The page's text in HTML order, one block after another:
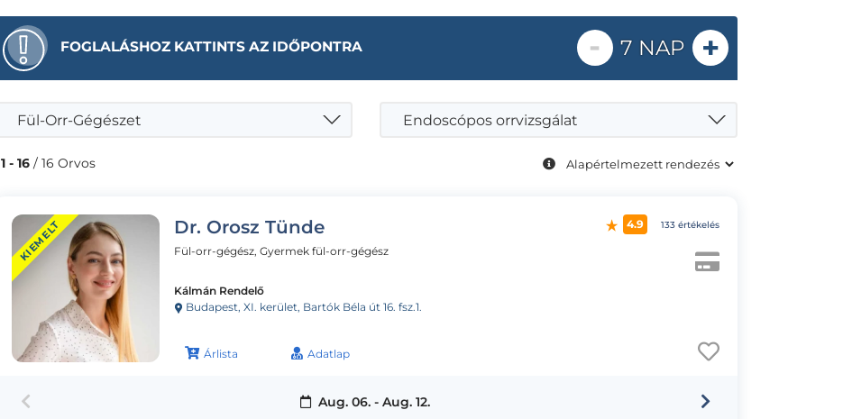
FOGLALÁSHOZ KATTINTS AZ IDŐPONTRA - 7 NAP +
Fül-Orr-Gégészet Endoscópos orrvizsgálat
1 - 16 / 16 Orvos
KIEMELT Dr. Orosz Tünde
Fül-orr-gégész, Gyermek fül-orr-gégész
Kálmán Rendelő
Budapest, XI. kerület, Bartók Béla út 16. fsz.1.
Árlista Adatlap
4.9 133 értékelés
Aug. 06. - Aug. 12.